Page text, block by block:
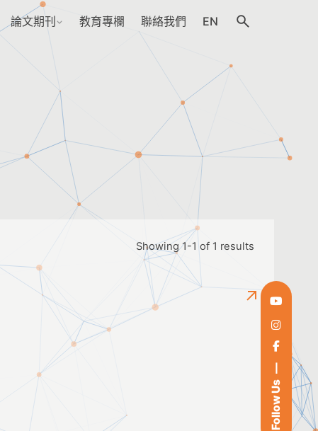
Follow Us
論文期刊 教育專欄 聯絡我們 EN
Showing 1-1 of 1 results